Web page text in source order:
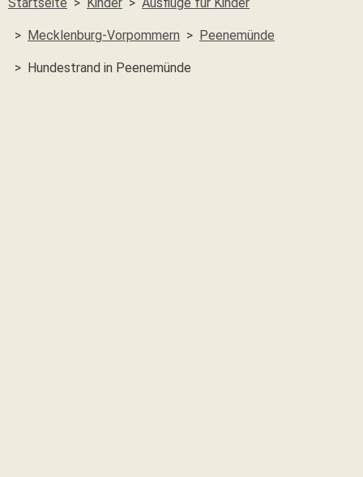
Mecklenburg-Vorpommern Peenemünde
Hundestrand in Peenemünde